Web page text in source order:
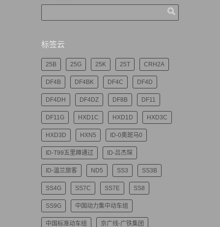
标签云
25B 25G 25K 25T CRH2A
DF4B DF4BK DF4C DF4D
DF4DH DF4DZ DF8B DF11
DF11G HXD1C HXD1D HXD3C
HXD3D HXN5 ID-0奥斑马0
ID-T99五里蹲通过 ID-吕杰琛
ID-温兰旅客 ND5 SS3 SS3B
SS4G SS7C SS7E SS8
SS9G 中国动力集中动车组
中国标准动车组 京广线-广铁集团